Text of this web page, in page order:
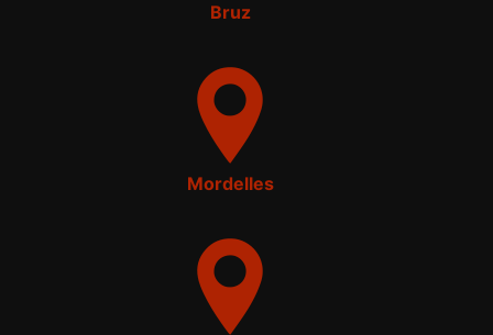
Bruz
Mordelles